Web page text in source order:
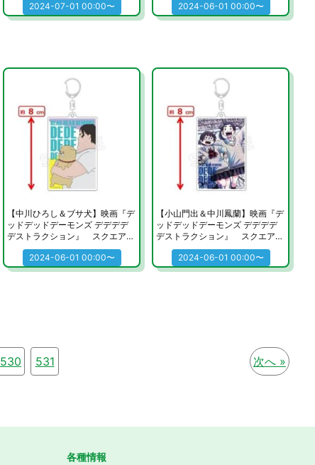
2024-07-01 00:00〜
2024-06-01 00:00〜
【中川ひろし＆ブサ犬】映画『デ
ッドデッドデーモンズ デデデデ
デストラクション』 スクエアキ
ーホルダー
2024-06-01 00:00〜
【小山門出＆中川鳳蘭】映画『デ
ッドデッドデーモンズ デデデデ
デストラクション』 スクエアキ
ーホルダー
2024-06-01 00:00〜
次へ »
530 531
各種情報